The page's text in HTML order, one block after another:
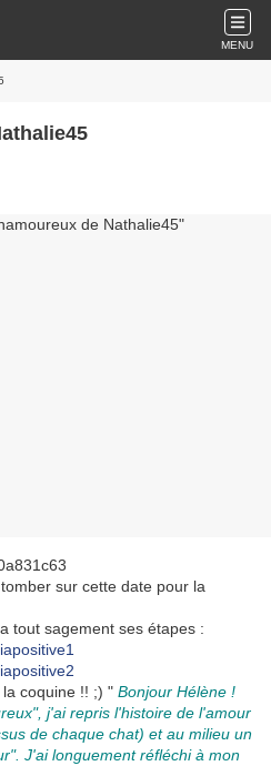
MENU
sur cette date pour la
tout sagement ses étapes :
coquine !! ;) " Bonjour Hélène !
j'ai repris l'histoire de l'amour
de chaque chat) et au milieu un
J'ai longuement réfléchi à mon